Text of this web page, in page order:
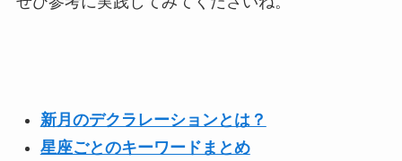
新月のデクラレーションとは？
星座ごとのキーワードまとめ